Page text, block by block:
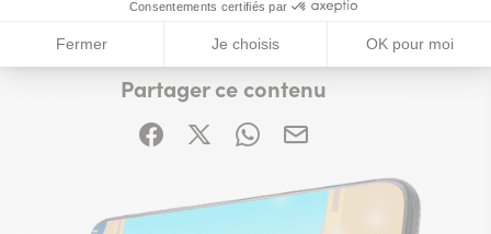
Ce contenu vous a été utile
Ce contenu ne vous a pas été utile
Enregistrer
Partager ce contenu
Partager sur Facebook (nouvelle fenêtre)
Partager sur X / Twitter (nouvelle
Partager sur WhatsApp
Partager par mail